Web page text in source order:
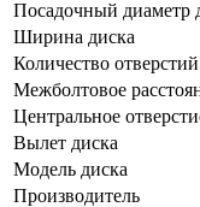
Посадочный диаметр
Ширина диска
Количество отверстий
Межболтовое
Центральное
Вылет диска
Модель диска
Производитель